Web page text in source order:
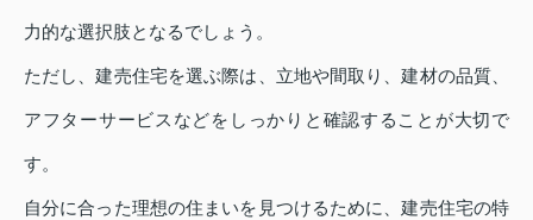
力的な選択肢となるでしょう。
ただし、建売住宅を選ぶ際は、立地や間取り、建材の品質、
アフターサービスなどをしっかりと確認することが大切で
す。
自分に合った理想の住まいを見つけるために、建売住宅の特